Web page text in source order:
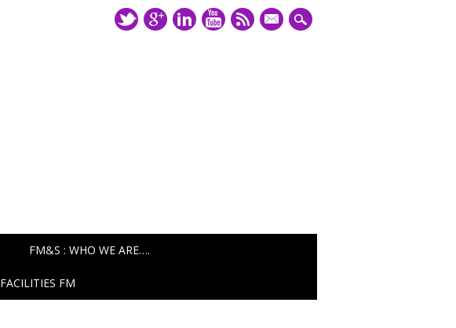
mail
FM&S : WHO WE ARE….
FM